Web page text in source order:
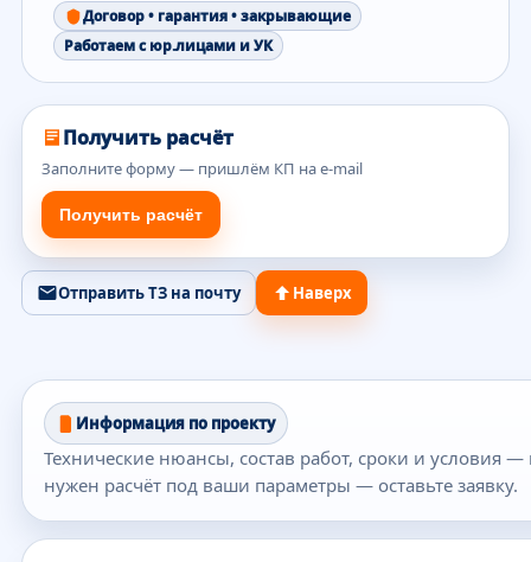
Договор • гарантия • закрывающие
Работаем с юр.лицами и УК
Получить расчёт
Заполните форму — пришлём КП на e-mail
Получить расчёт
Отправить ТЗ на почту Наверх
Информация по проекту
Технические нюансы, состав работ, сроки и условия
нужен расчёт под ваши параметры — оставьте заявку.